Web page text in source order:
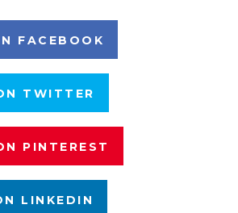
FACEBOOK
TWITTER
PINTEREST
LINKEDIN